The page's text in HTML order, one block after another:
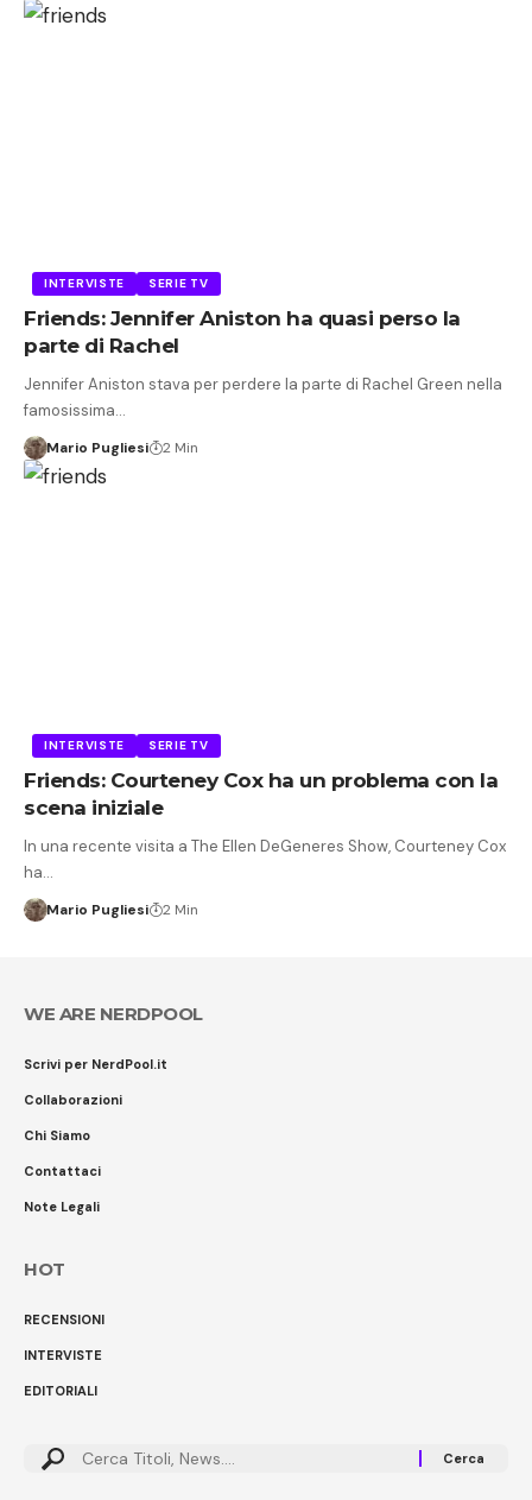
INTERVISTE SERIE TV
Friends: Jennifer Aniston ha quasi perso la
parte di Rachel
Jennifer Aniston stava per perdere la parte di Rachel Green nella
famosissima…
Mario Pugliesi 2 Min
INTERVISTE SERIE TV
Friends: Courteney Cox ha un problema con la
scena iniziale
In una recente visita a The Ellen DeGeneres Show, Courteney Cox
ha…
Mario Pugliesi 2 Min
WE ARE NERDPOOL
Scrivi per NerdPool.it
Collaborazioni
Chi Siamo
Contattaci
Note Legali
HOT
RECENSIONI
INTERVISTE
EDITORIALI
Cerca: